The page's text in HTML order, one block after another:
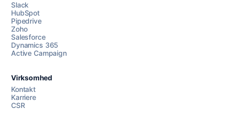
Chat med os
AI Campaign Assist
Slack
HubSpot
Pipedrive
Zoho
Salesforce
Dynamics 365
Active Campaign
Virksomhed
Kontakt
Karriere
CSR